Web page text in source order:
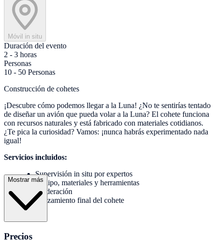
Móvil in situ
Duración del evento
2 - 3 horas
Personas
10 - 50 Personas
Construcción de cohetes
¡Descubre cómo podemos llegar a la Luna! ¿No te sentirías tentado
de diseñar un avión que pueda volar a la Luna? El cohete funciona
con recursos naturales y está fabricado con materiales cotidianos.
¿Te pica la curiosidad? Vamos: ¡nunca habrás experimentado nada
igual!
Servicios incluidos:
Supervisión in situ por expertos
Equipo, materiales y herramientas
Moderación
Lanzamiento final del cohete
Mostrar más
Precios